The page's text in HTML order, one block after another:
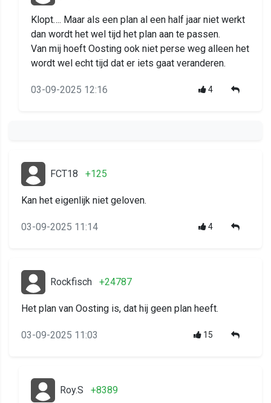
Klopt…. Maar als een plan al een half jaar niet werkt
dan wordt het wel tijd het plan aan te passen.
Van mij hoeft Oosting ook niet perse weg alleen het
wordt wel echt tijd dat er iets gaat veranderen.
03-09-2025 12:16 4
FCT18 +125
Kan het eigenlijk niet geloven.
03-09-2025 11:14 4
Rockfisch +24787
Het plan van Oosting is, dat hij geen plan heeft.
03-09-2025 11:03 15
Roy.S +8389